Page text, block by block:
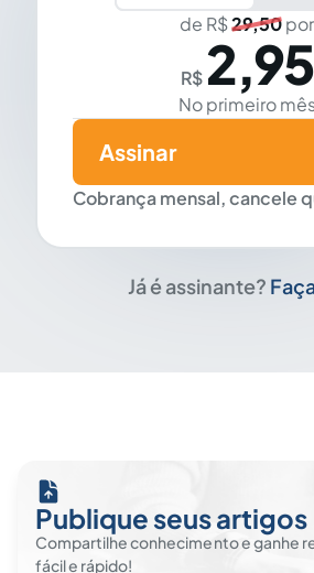
de R$29,50por
R$ 2,95
No primeiro
Cobrança mensal, cancele
Assinar
Já é assinante?
Publique seus artigos
Compartilhe conhecimento e ganhe
fácil e rápido!